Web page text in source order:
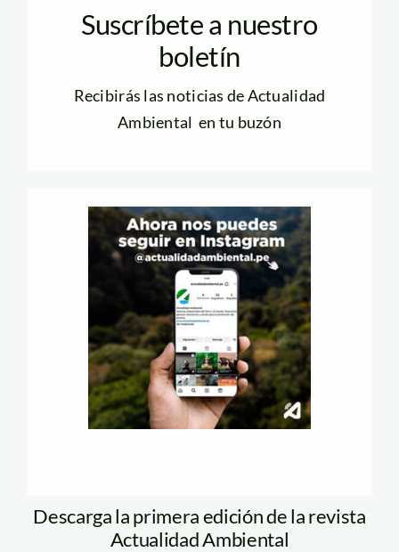
Suscríbete a nuestro
boletín
Recibirás las noticias de Actualidad
Ambiental en tu buzón
Descarga la primera edición de la revista
Actualidad Ambiental